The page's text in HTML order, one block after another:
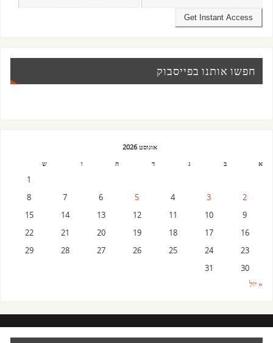
חפשו אותנו בפייסבוק
אוגוסט 2026
א
ב ג ד ה ו ש
1
2
3
4
5
6
7
8
9
10
11
12
13
14
15
16
17
18
19
20
21
22
23
24
25
26
27
28
29
30
31
« יול